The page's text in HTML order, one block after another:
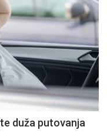
duža putovanja